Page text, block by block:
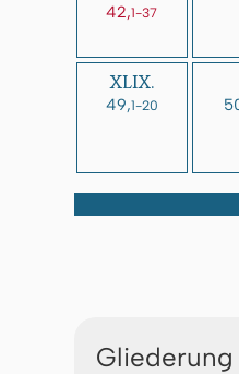
42,1-37
XLIX.
49,1-20